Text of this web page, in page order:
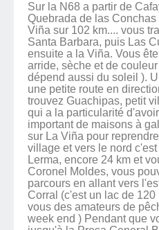
Sur la N68 a partir de
Quebrada de las
Viña sur 102 km.... vous
Santa Barbara, puis Las
ensuite a la Viña. Vous
arride, sèche et de
dépend aussi du soleil ).
une petite route en
trouvez Guachipas, petit
qui a la particularité
important de maisons à
sur La Viña pour
village et vers le nord
Lerma, encore 24 km et
Coronel Moldes, vous
parcours en allant vers
Corral (c'est un lac de
vous des amateurs de
week end ) Pendant que